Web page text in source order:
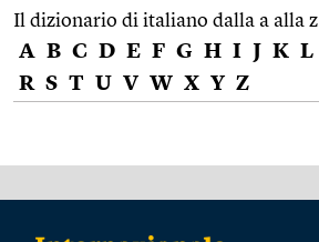
Il dizionario di italiano dalla a alla z
A B C D E F G H I J K L
R S T U V W X Y Z